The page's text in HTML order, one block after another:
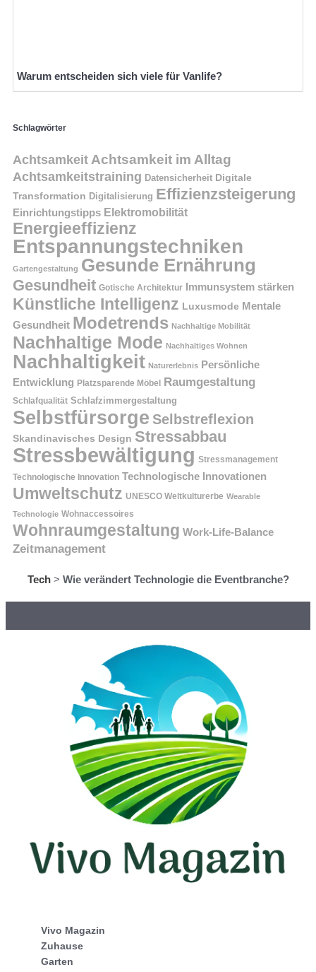
Warum entscheiden sich viele für Vanlife?
Schlagwörter
Achtsamkeit Achtsamkeit im Alltag
Achtsamkeitstraining Datensicherheit Digitale
Transformation Digitalisierung Effizienzsteigerung
Einrichtungstipps Elektromobilität
Energieeffizienz
Entspannungstechniken
Gartengestaltung Gesunde Ernährung
Gesundheit Gotische Architektur Immunsystem stärken
Künstliche Intelligenz Luxusmode Mentale
Gesundheit Modetrends Nachhaltige Mobilität
Nachhaltige Mode Nachhaltiges Wohnen
Nachhaltigkeit Naturerlebnis Persönliche
Entwicklung Platzsparende Möbel Raumgestaltung
Schlafqualität Schlafzimmergestaltung
Selbstfürsorge Selbstreflexion
Skandinavisches Design Stressabbau
Stressbewältigung Stressmanagement
Technologische Innovation Technologische Innovationen
Umweltschutz UNESCO Weltkulturerbe Wearable
Technologie Wohnaccessoires
Wohnraumgestaltung Work-Life-Balance
Zeitmanagement
Tech> Wie verändert Technologie die Eventbranche?
Vivo Magazin
Zuhause
Garten